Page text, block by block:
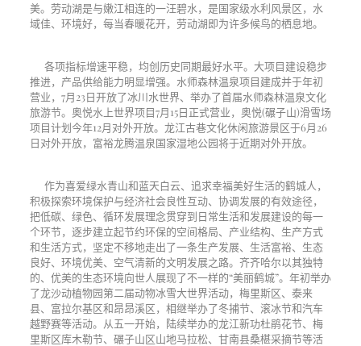
美。劳动湖是与嫩江相连的一汪碧水，是国家级水利风景区，水
域佳、环境好，每当春暖花开，劳动湖即为许多候鸟的栖息地。
各项指标增速平稳，均创历史同期最好水平。大项目建设稳步
推进，产品供给能力明显增强。水师森林温泉项目建成并于年初
营业，7月23日开放了冰川水世界、举办了首届水师森林温泉文化
旅游节。奥悦水上世界项目7月15日正式营业，奥悦(碾子山)滑雪场
项目计划今年12月对外开放。龙江古巷文化休闲旅游景区于6月26
日对外开放，富裕龙腾温泉国家湿地公园将于近期对外开放。
作为喜爱绿水青山和蓝天白云、追求幸福美好生活的鹤城人，
积极探索环境保护与经济社会良性互动、协调发展的有效途径，
把低碳、绿色、循环发展理念贯穿到日常生活和发展建设的每一
个环节，逐步建立起节约环保的空间格局、产业结构、生产方式
和生活方式，坚定不移地走出了一条生产发展、生活富裕、生态
良好、环境优美、空气清新的文明发展之路。齐齐哈尔以其独特
的、优美的生态环境向世人展现了不一样的“美丽鹤城”。年初举办
了龙沙动植物园第二届动物冰雪大世界活动，梅里斯区、泰来
县、富拉尔基区和昂昂溪区，相继举办了冬捕节、滚冰节和汽车
越野赛等活动。从五一开始，陆续举办的龙江新功杜鹃花节、梅
里斯区库木勒节、碾子山区山地马拉松、甘南县桑椹采摘节等活